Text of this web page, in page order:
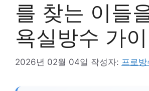
를 찾는 이들
욕실방수 가
2026년 02월 04일 작성자: 프로